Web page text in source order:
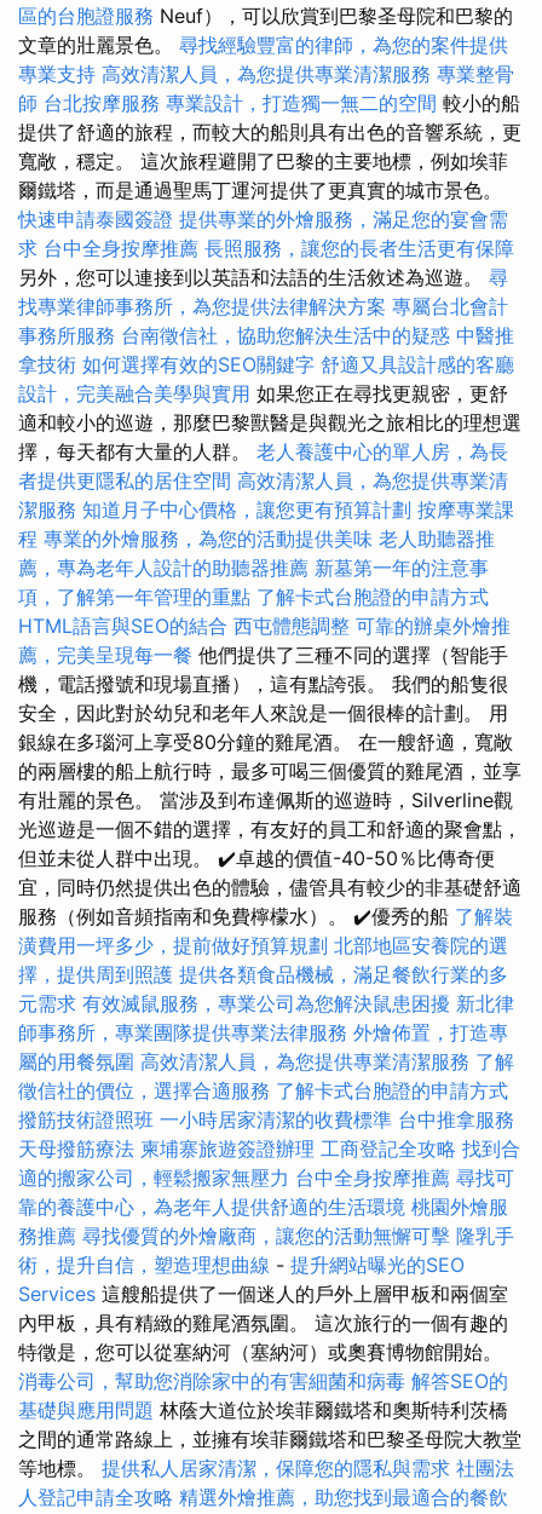
區的台胞證服務 Neuf），可以欣賞到巴黎圣母院和巴黎的
文章的壯麗景色。 尋找經驗豐富的律師，為您的案件提供
專業支持 高效清潔人員，為您提供專業清潔服務 專業整骨
師 台北按摩服務 專業設計，打造獨一無二的空間 較小的船
提供了舒適的旅程，而較大的船則具有出色的音響系統，更
寬敞，穩定。 這次旅程避開了巴黎的主要地標，例如埃菲
爾鐵塔，而是通過聖馬丁運河提供了更真實的城市景色。
快速申請泰國簽證 提供專業的外燴服務，滿足您的宴會需
求 台中全身按摩推薦 長照服務，讓您的長者生活更有保障
另外，您可以連接到以英語和法語的生活敘述為巡遊。 尋
找專業律師事務所，為您提供法律解決方案 專屬台北會計
事務所服務 台南徵信社，協助您解決生活中的疑惑 中醫推
拿技術 如何選擇有效的SEO關鍵字 舒適又具設計感的客廳
設計，完美融合美學與實用 如果您正在尋找更親密，更舒
適和較小的巡遊，那麼巴黎獸醫是與觀光之旅相比的理想選
擇，每天都有大量的人群。 老人養護中心的單人房，為長
者提供更隱私的居住空間 高效清潔人員，為您提供專業清
潔服務 知道月子中心價格，讓您更有預算計劃 按摩專業課
程 專業的外燴服務，為您的活動提供美味 老人助聽器推
薦，專為老年人設計的助聽器推薦 新墓第一年的注意事
項，了解第一年管理的重點 了解卡式台胞證的申請方式
HTML語言與SEO的結合 西屯體態調整 可靠的辦桌外燴推
薦，完美呈現每一餐 他們提供了三種不同的選擇（智能手
機，電話撥號和現場直播），這有點誇張。 我們的船隻很
安全，因此對於幼兒和老年人來說是一個很棒的計劃。 用
銀線在多瑙河上享受80分鐘的雞​​尾酒。 在一艘舒適，寬敞
的兩層樓的船上航行時，最多可喝三個優質的雞尾酒，並享
有壯麗的景色。 當涉及到布達佩斯的巡遊時，Silverline觀
光巡遊是一個不錯的選擇，有友好的員工和舒適的聚會點，
但並未從人群中出現。 ✔️卓越的價值-40-50％比傳奇便
宜，同時仍然提供出色的體驗，儘管具有較少的非基礎舒適
服務（例如音頻指南和免費檸檬水）。 ✔️優秀的船 了解裝
潢費用一坪多少，提前做好預算規劃 北部地區安養院的選
擇，提供周到照護 提供各類食品機械，滿足餐飲行業的多
元需求 有效滅鼠服務，專業公司為您解決鼠患困擾 新北律
師事務所，專業團隊提供專業法律服務 外燴佈置，打造專
屬的用餐氛圍 高效清潔人員，為您提供專業清潔服務 了解
徵信社的價位，選擇合適服務 了解卡式台胞證的申請方式
撥筋技術證照班 一小時居家清潔的收費標準 台中推拿服務
天母撥筋療法 柬埔寨旅遊簽證辦理 工商登記全攻略 找到合
適的搬家公司，輕鬆搬家無壓力 台中全身按摩推薦 尋找可
靠的養護中心，為老年人提供舒適的生活環境 桃園外燴服
務推薦 尋找優質的外燴廠商，讓您的活動無懈可擊 隆乳手
術，提升自信，塑造理想曲線 - 提升網站曝光的SEO
Services 這艘船提供了一個迷人的戶外上層甲板和兩個室
內甲板，具有精緻的雞尾酒氛圍。 這次旅行的一個有趣的
特徵是，您可以從塞納河（塞納河）或奧賽博物館開始。
消毒公司，幫助您消除家中的有害細菌和病毒 解答SEO的
基礎與應用問題 林蔭大道位於埃菲爾鐵塔和奧斯特利茨橋
之間的通常路線上，並擁有埃菲爾鐵塔和巴黎圣母院大教堂
等地標。 提供私人居家清潔，保障您的隱私與需求 社團法
人登記申請全攻略 精選外燴推薦，助您找到最適合的餐飲